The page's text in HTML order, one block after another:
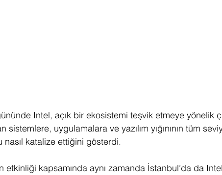
Intel, açık bir ekosistemi teşvik etmeye yönelik
sistemlere, uygulamalara ve yazılım yığınının tüm
katalize ettiğini gösterdi.
etkinliği kapsamında aynı zamanda İstanbul’da da